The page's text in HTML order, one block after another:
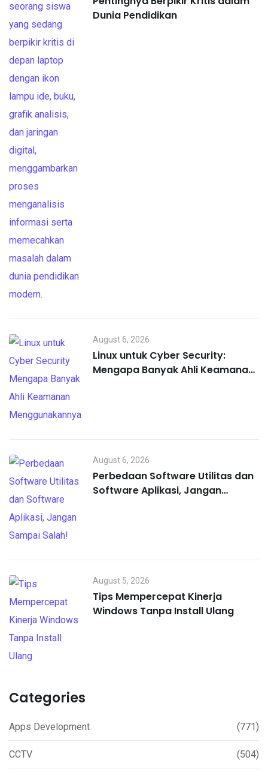
Dunia Pendidikan
August 6, 2026
Linux untuk Cyber Security:
Mengapa Banyak Ahli Keamanan
August 6, 2026
Perbedaan Software Utilitas dan
Software Aplikasi, Jangan
August 5, 2026
Tips Mempercepat Kinerja
Windows Tanpa Install Ulang
Categories
Apps Development (771)
CCTV (504)